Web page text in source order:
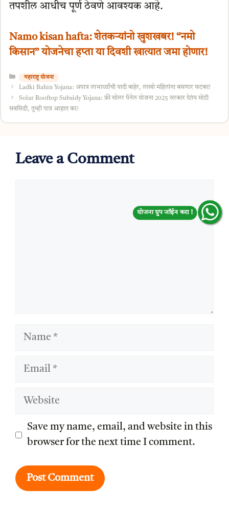
तपशील आधीच पूर्ण ठेवणे आवश्यक आहे.
Namo kisan hafta: शेतकऱ्यांनो खुशखबर! “नमो
किसान” योजनेचा हप्ता या दिवशी खात्यात जमा होणार!
Categories
महाराष्ट्र योजना
Ladki Bahin Yojana: अपात्र लाभार्थ्यांची यादी बाहेर, लाखो महिलांना बसणार फटका!
Solar Rooftop Subsidy Yojana: फ्री सोलर पॅनेल योजना 2025 सरकार देतंय मोठी
सबसिडी, तुम्ही पात्र आहात का?
Leave a Comment
Name
Email
Website
Save my name, email, and website in this
browser for the next time I comment.
योजना ग्रुप जॉईन करा !